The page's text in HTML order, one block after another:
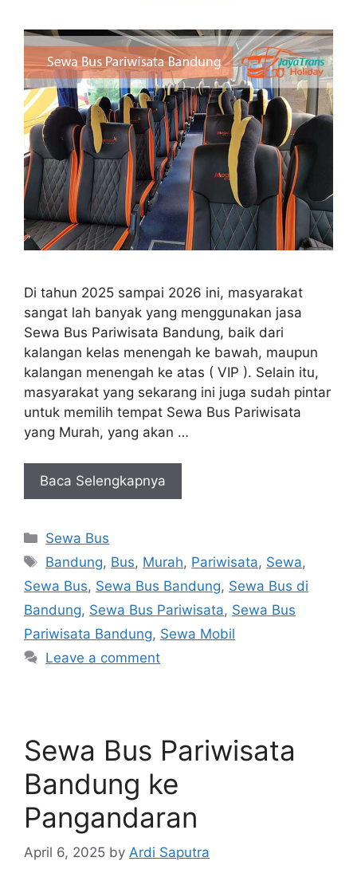
Di tahun 2025 sampai 2026 ini, masyarakat
sangat lah banyak yang menggunakan jasa
Sewa Bus Pariwisata Bandung, baik dari
kalangan kelas menengah ke bawah, maupun
kalangan menengah ke atas ( VIP ). Selain itu,
masyarakat yang sekarang ini juga sudah pintar
untuk memilih tempat Sewa Bus Pariwisata
yang Murah, yang akan …
Baca Selengkapnya
Categories
Sewa Bus
Tags
Bandung, Bus, Murah, Pariwisata, Sewa,
Sewa Bus, Sewa Bus Bandung, Sewa Bus di
Bandung, Sewa Bus Pariwisata, Sewa Bus
Pariwisata Bandung, Sewa Mobil
Leave a comment
Sewa Bus Pariwisata
Bandung ke
Pangandaran
April 6, 2025 by Ardi Saputra